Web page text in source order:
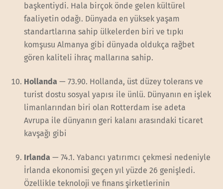
başkentiydi. Hala birçok önde gelen kültürel
faaliyetin odağı. Dünyada en yüksek yaşam
standartlarına sahip ülkelerden biri ve tıpkı
komşusu Almanya gibi dünyada oldukça rağbet
gören kaliteli ihraç mallarına sahip.
Hollanda — 73.90. Hollanda, üst düzey tolerans ve
turist dostu sosyal yapısı ile ünlü. Dünyanın en işlek
limanlarından biri olan Rotterdam ise adeta
Avrupa ile dünyanın geri kalanı arasındaki ticaret
kavşağı gibi
Irlanda — 74.1. Yabancı yatırımcı çekmesi nedeniyle
İrlanda ekonomisi geçen yıl yüzde 26 genişledi.
Özellikle teknoloji ve finans şirketlerinin